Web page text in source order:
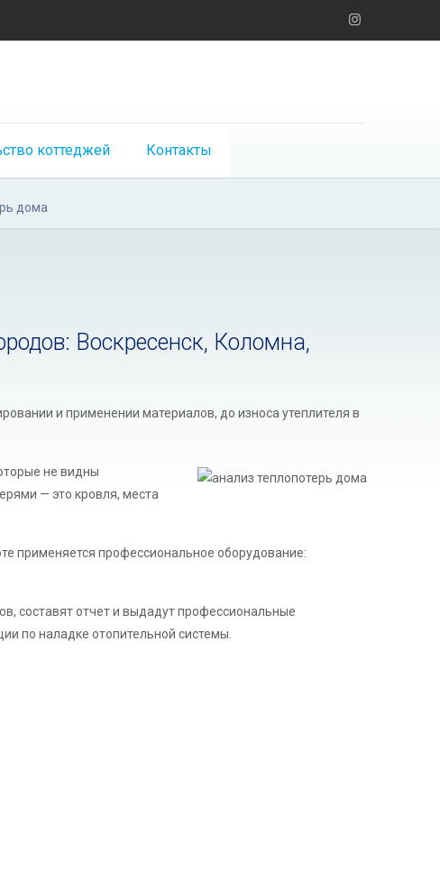
коттеджей Контакты
дома
Воскресенск, Коломна,
и применении материалов, до износа утеплителя в
не видны
— это кровля, места
применяется профессиональное оборудование:
составят отчет и выдадут профессиональные
по наладке отопительной системы.